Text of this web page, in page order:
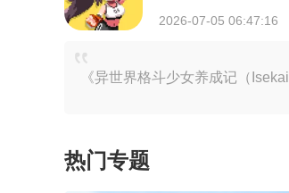
2026-07-05 06:47:16
热门专题